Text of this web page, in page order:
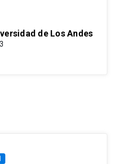
de Los Andes